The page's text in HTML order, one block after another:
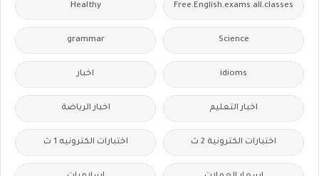
Free.English.exams.all.classes
Healthy
Science
grammar
idioms اخبار
اخبار التعليم اخبار الرياضة
اختبارات الكترونية 2 ث اختبارات الكترونيه 1 ث